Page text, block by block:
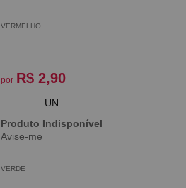
VERMELHO
por R$ 2,90
UN
Produto Indisponível
Avise-me
VERDE